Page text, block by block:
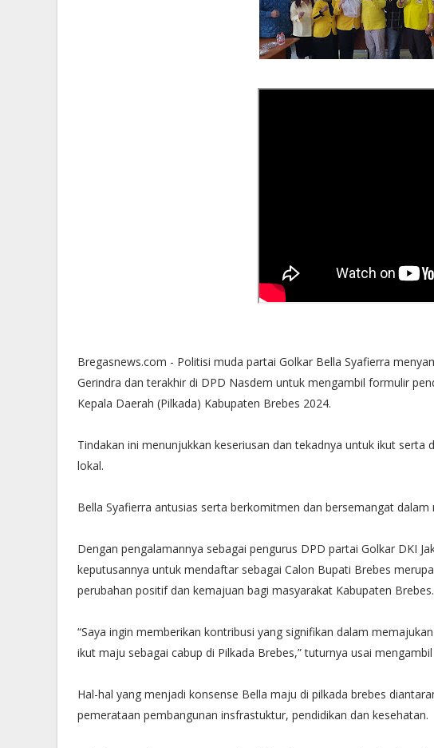
Bregasnews.com - Politisi muda partai Golkar Bella Syafierra
Gerindra dan terakhir di DPD Nasdem untuk mengambil formulir
Kepala Daerah (Pilkada) Kabupaten Brebes 2024.
Tindakan ini menunjukkan keseriusan dan tekadnya untuk ikut serta
lokal.
Bella Syafierra antusias serta berkomitmen dan bersemangat
Dengan pengalamannya sebagai pengurus DPD partai Golkar DKI
keputusannya untuk mendaftar sebagai Calon Bupati Brebes
perubahan positif dan kemajuan bagi masyarakat Kabupaten Brebes.
“Saya ingin memberikan kontribusi yang signifikan dalam
ikut maju sebagai cabup di Pilkada Brebes,” tuturnya usai
Hal-hal yang menjadi konsense Bella maju di pilkada brebes
pemerataan pembangunan insfrastuktur, pendidikan dan kesehatan.